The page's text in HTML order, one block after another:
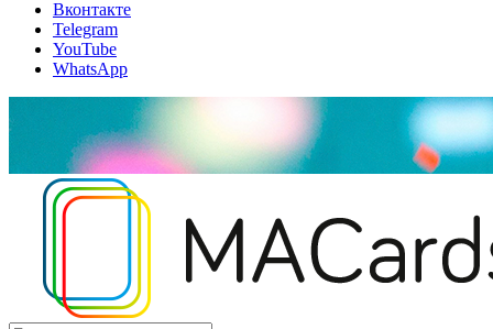
Вконтакте
Telegram
YouTube
WhatsApp